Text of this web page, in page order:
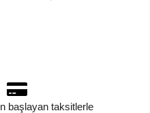
başlayan taksitlerle